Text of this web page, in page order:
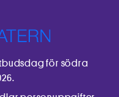
för södra